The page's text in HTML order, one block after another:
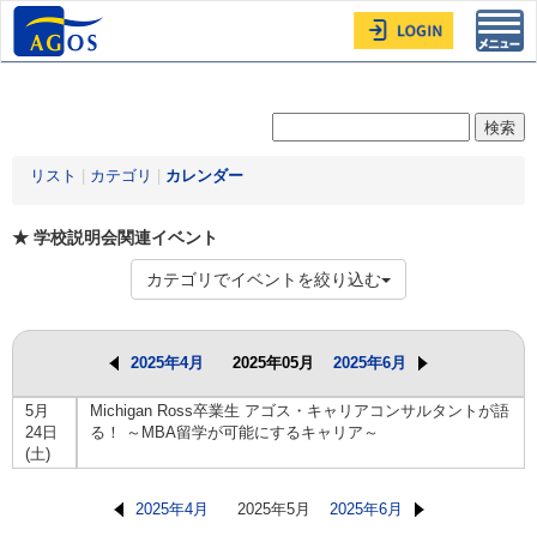
リスト カテゴリ カレンダー
★ 学校説明会関連イベント
カテゴリでイベントを絞り込む
2025年4月 2025年05月 2025年6月
5月
24日
(土)
Michigan Ross卒業生 アゴス・キャリアコンサルタントが語
る！ ～MBA留学が可能にするキャリア～
2025年4月 2025年5月 2025年6月